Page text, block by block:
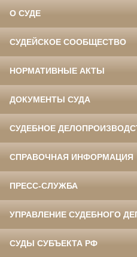
О СУДЕ
СУДЕЙСКОЕ СООБЩЕСТВО
НОРМАТИВНЫЕ АКТЫ
ДОКУМЕНТЫ СУДА
СУДЕБНОЕ
СПРАВОЧНАЯ ИНФОРМАЦИЯ
ПРЕСС-СЛУЖБА
УПРАВЛЕНИЕ СУДЕБНОГО
СУДЫ СУБЪЕКТА РФ